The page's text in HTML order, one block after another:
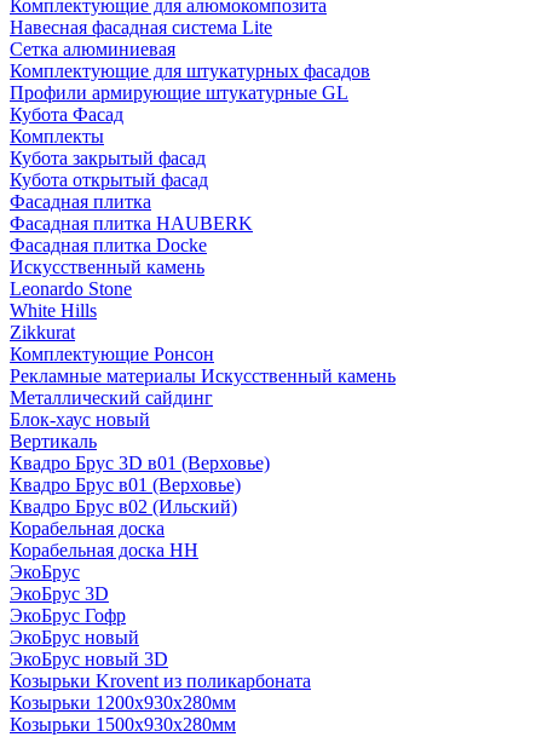
Комплектующие для алюмокомпозита
Навесная фасадная система Lite
Сетка алюминиевая
Комплектующие для штукатурных фасадов
Профили армирующие штукатурные GL
Кубота Фасад
Комплекты
Кубота закрытый фасад
Кубота открытый фасад
Фасадная плитка
Фасадная плитка HAUBERK
Фасадная плитка Docke
Искусственный камень
Leonardo Stone
White Hills
Zikkurat
Комплектующие Ронсон
Рекламные материалы Искусственный камень
Металлический сайдинг
Блок-хаус новый
Вертикаль
Квадро Брус 3D в01 (Верховье)
Квадро Брус в01 (Верховье)
Квадро Брус в02 (Ильский)
Корабельная доска
Корабельная доска НН
ЭкоБрус
ЭкоБрус 3D
ЭкоБрус Гофр
ЭкоБрус новый
ЭкоБрус новый 3D
Козырьки Krovent из поликарбоната
Козырьки 1200х930х280мм
Козырьки 1500х930х280мм